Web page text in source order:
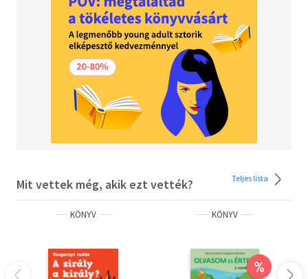
Mit vettek még, akik ezt vették? Teljes lista
KÖNYV KÖNYV
%